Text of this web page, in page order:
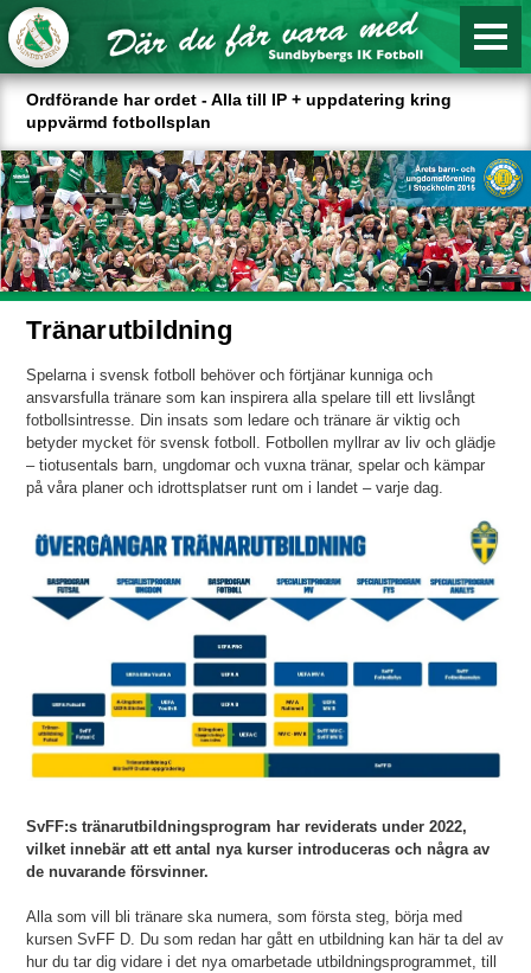
Ordförande har ordet - Alla till IP + uppdatering kring
uppvärmd fotbollsplan
Tränarutbildning
Spelarna i svensk fotboll behöver och förtjänar kunniga och
ansvarsfulla tränare som kan inspirera alla spelare till ett livslångt
fotbollsintresse. Din insats som ledare och tränare är viktig och
betyder mycket för svensk fotboll. Fotbollen myllrar av liv och glädje
– tiotusentals barn, ungdomar och vuxna tränar, spelar och kämpar
på våra planer och idrottsplatser runt om i landet – varje dag.
SvFF:s tränarutbildningsprogram har reviderats under 2022,
vilket innebär att ett antal nya kurser introduceras och några av
de nuvarande försvinner.
Alla som vill bli tränare ska numera, som första steg, börja med
kursen SvFF D. Du som redan har gått en utbildning kan här ta del av
hur du tar dig vidare i det nya omarbetade utbildningsprogrammet, till